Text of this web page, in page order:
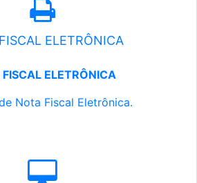
ELETRÔNICA
ELETRÔNICA
Nota Fiscal Eletrônica.